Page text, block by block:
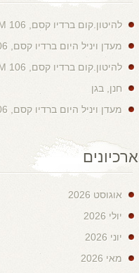
להיטון.קום ברדיו קסם, 106 FM
מעדן ויניל היום ברדיו קסם, 106 FM
להיטון.קום ברדיו קסם, 106 FM
חנן, בגן
מעדן ויניל היום ברדיו קסם, 106 FM
ארכיונים
אוגוסט 2026
יולי 2026
יוני 2026
מאי 2026